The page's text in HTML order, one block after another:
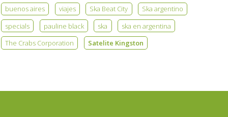
buenos aires viajes Ska Beat City
Ska argentino
specials
pauline black ska
ska en argentina
The Crabs Corporation
Satelite Kingston